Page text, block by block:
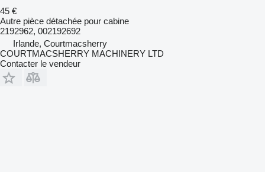
45 €
Autre pièce détachée pour cabine
2192962, 002192692
Irlande, Courtmacsherry
COURTMACSHERRY MACHINERY LTD
Contacter le vendeur